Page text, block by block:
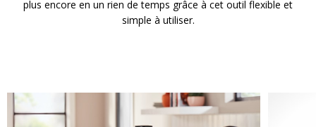
plus encore en un rien de temps grâce à cet outil flexible et
simple à utiliser.